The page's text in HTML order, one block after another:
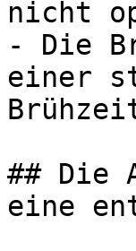
nicht
- Die
einer
## Die
eine